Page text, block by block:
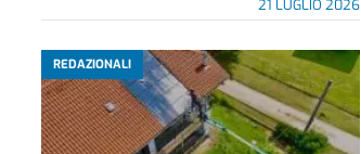
21 LUGLIO 2026
REDAZIONALI